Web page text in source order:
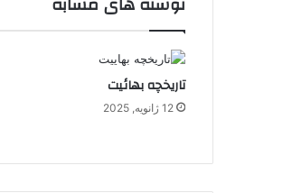
تاریخچه بهائیت
12 ژانویه, 2025